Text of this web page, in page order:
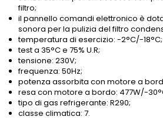
filtro;
il pannello comandi elettronico è
sonora per la pulizia del filtro
temperatura di esercizio: -2°C/-18°C;
test a 35°C e 75% U.R;
tensione: 230V;
frequenza: 50Hz;
potenza assorbita con motore a
resa con motore a bordo: 477W/-
tipo di gas refrigerante: R290;
classe climatica: 7.